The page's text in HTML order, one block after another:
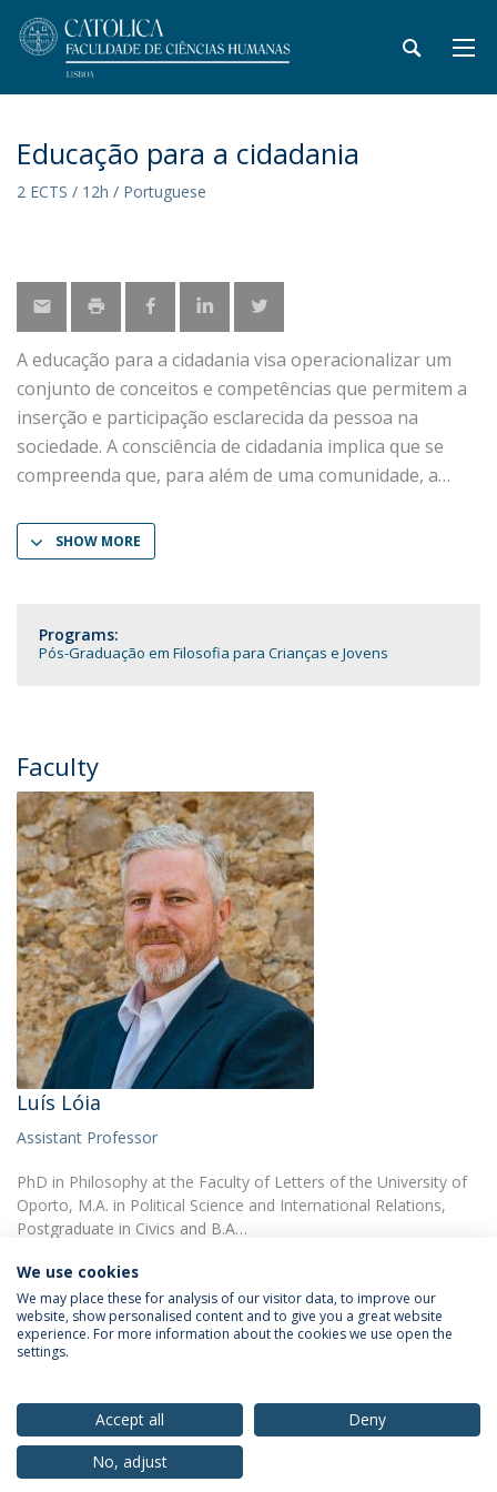
Educação para a cidadania
2 ECTS / 12h / Portuguese
A educação para a cidadania visa operacionalizar um
conjunto de conceitos e competências que permitem a
inserção e participação esclarecida da pessoa na
sociedade. A consciência de cidadania implica que se
compreenda que, para além de uma comunidade, a
SHOW MORE
Programs:
Pós-Graduação em Filosofia para Crianças e Jovens
Faculty
Luís Lóia
Assistant Professor
PhD in Philosophy at the Faculty of Letters of the University of
Oporto, M.A. in Political Science and International Relations,
Postgraduate in Civics and B.A…
Privacy Policy
© 2026 Universidade Católica Portuguesa
We use cookies
We may place these for analysis of our visitor data, to improve our
website, show personalised content and to give you a great website
experience. For more information about the cookies we use open the
settings.
Accept all
Deny
No, adjust